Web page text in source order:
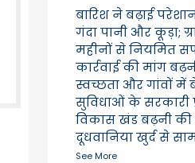
बारिश ने बढ़ाई
गंदा पानी और कूड़ा;
महीनों से नियमित
कार्रवाई की मांग
स्वच्छता और गांवों में
सुविधाओं के सरकारी
विकास खंड बढ़नी की
दूधवानिया खुर्द से
See More